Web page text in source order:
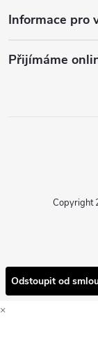
Informace pro
Přijímáme
Copyright
Odstoupit od
×